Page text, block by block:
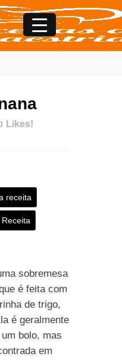
Likes!
receita
sobremesa
é feita com
de trigo,
é geralmente
bolo, mas
em